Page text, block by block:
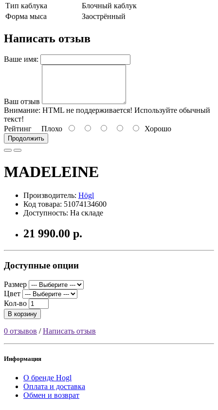
Тип каблука
Блочный каблук
Форма мыса
Заострённый
Написать отзыв
Ваше имя:
Ваш отзыв
Внимание: HTML не поддерживается! Используйте обычный
текст!
Рейтинг Плохо Хорошо
Продолжить
MADELEINE
Производитель: Högl
Код товара: 51074134600
Доступность: На складе
21 990.00 р.
Доступные опции
Размер
Цвет
Кол-во
В корзину
0 отзывов /Написать отзыв
Информация
О бренде Hogl
Оплата и доставка
Обмен и возврат